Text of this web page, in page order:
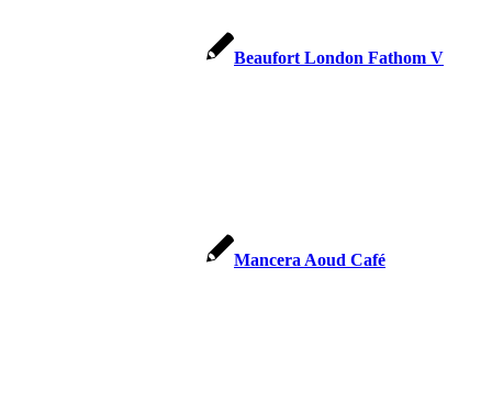
Beaufort London Fathom V
Mancera Aoud Café